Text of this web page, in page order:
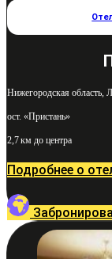
Нижегородская область,
ост. «Пристань»
2,7 км до центра
Подробнее о